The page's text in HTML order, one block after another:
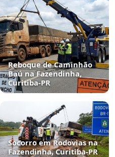
Reboque de Caminhão
Baú na Fazendinha,
Curitiba‑PR
Socorro em Rodovias na
Fazendinha, Curitiba‑PR